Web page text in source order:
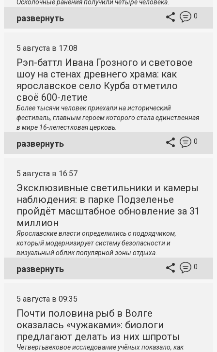
Осколочные ранения получили четыре человека.
развернуть 0
5 августа в 17:08
Рэп-баттл Ивана Грозного и световое
шоу на стенах древнего храма: как
ярославское село Курба отметило
своё 600-летие
Более тысячи человек приехали на исторический
фестиваль, главным героем которого стала единственная
в мире 16-лепестковая церковь.
развернуть 0
5 августа в 16:57
Эксклюзивные светильники и камеры
наблюдения: в парке Подзеленье
пройдёт масштабное обновление за 31
миллион
Ярославские власти определились с подрядчиком,
который модернизирует систему безопасности и
визуальный облик популярной зоны отдыха.
развернуть 0
5 августа в 09:35
Почти половина рыб в Волге
оказалась «чужаками»: биологи
предлагают делать из них шпроты
Четвертьвековое исследование учёных показало, как